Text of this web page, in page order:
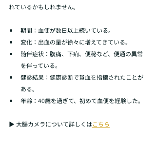
れているかもしれません。
期間：血便が数日以上続いている。
変化：出血の量が徐々に増えてきている。
随伴症状：腹痛、下痢、便秘など、便通の異常
を伴っている。
健診結果：健康診断で貧血を指摘されたことが
ある。
年齢：40歳を過ぎて、初めて血便を経験した。
▶ 大腸カメラについて詳しくはこちら